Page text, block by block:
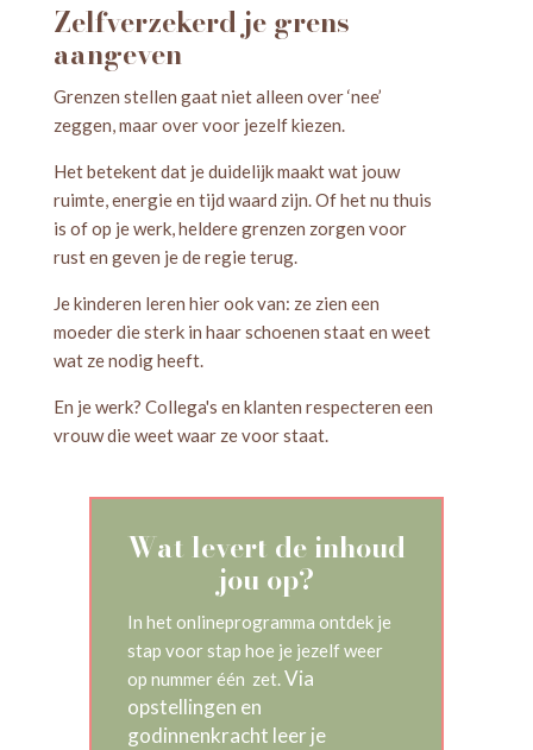
Zelfverzekerd je grens
aangeven
Grenzen stellen gaat niet alleen over ‘nee’
zeggen, maar over voor jezelf kiezen.
Het betekent dat je duidelijk maakt wat jouw
ruimte, energie en tijd waard zijn. Of het nu thuis
is of op je werk, heldere grenzen zorgen voor
rust en geven je de regie terug.
Je kinderen leren hier ook van: ze zien een
moeder die sterk in haar schoenen staat en weet
wat ze nodig heeft.
En je werk? Collega's en klanten respecteren een
vrouw die weet waar ze voor staat.
Wat levert de inhoud
jou op?
In het onlineprogramma ontdek je
stap voor stap hoe je jezelf weer
op nummer één zet.Via
opstellingen en
godinnenkracht leer je